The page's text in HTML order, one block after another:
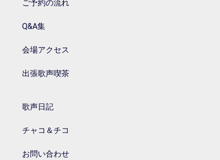
ご予約の流れ
Q&A集
会場アクセス
出張歌声喫茶
歌声日記
チャコ＆チコ
お問い合わせ